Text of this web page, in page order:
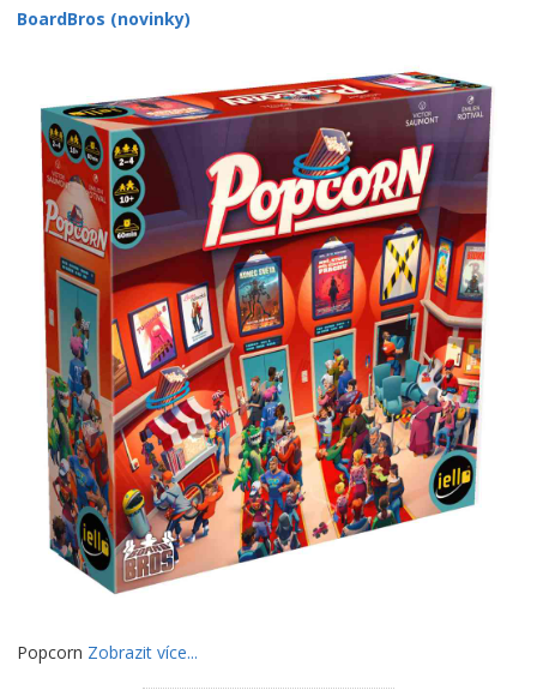
BoardBros (novinky)
Popcorn Zobrazit více...